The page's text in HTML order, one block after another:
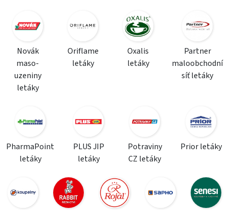
Novák
maso-
uzeniny
letáky
Oriflame
letáky
Oxalis
letáky
Partner
maloobchodní
síť letáky
PharmaPoint
letáky
PLUS JIP
letáky
Potraviny
CZ letáky
Prior letáky